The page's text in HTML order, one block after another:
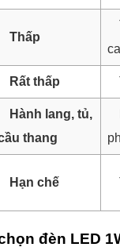
Thấp
Rất thấp
Hành lang, tủ,
thang
Hạn chế
đèn LED